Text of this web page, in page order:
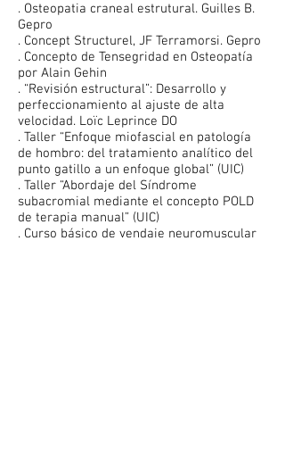
. Osteopatia craneal estrutural. Guilles B.
Gepro
. Concept Structurel, JF Terramorsi. Gepro
. Concepto de Tensegridad en Osteopatía
por Alain Gehin
. “Revisión estructural”: Desarrollo y
perfeccionamiento al ajuste de alta
velocidad. Loïc Leprince DO
. Taller “Enfoque miofascial en patología
de hombro: del tratamiento analítico del
punto gatillo a un enfoque global” (UIC)
. Taller “Abordaje del Síndrome
subacromial mediante el concepto POLD
de terapia manual” (UIC)
. Curso básico de vendaje neuromuscular